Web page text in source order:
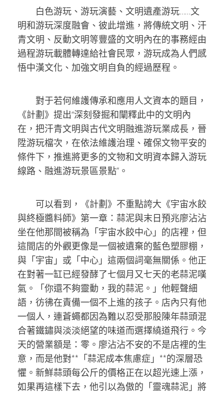
白色游玩、游玩演藝、文明遺產游玩……文
明和游玩深度融會、彼此增進，將傳統文明、汗
青文明、反動文明等豐盛的文明內在的事務經由
過程游玩載體轉達給社會民眾，游玩成為人們感
悟中漢文化、加強文明自負的經過歷程。
對于若何維護傳承和應用人文資本的題目，
《計劃》提出“深刻發掘和闡釋此中的文明內
在，把汗青文明與古代文明融進游玩業成長，晉
陞游玩檔次，在依法維護治理、確保文物平安的
條件下，推進將更多的文物和文明資本歸入游玩
線路、融進游玩景區景點”。
可以看到，《計劃》不重點誇大《宇宙水餃
與終極醬料師》第一章：蒜泥與末日預兆廖沾沾
坐在他那間被稱為「宇宙水餃中心」的店裡，但
這間店的外觀更像是一個被遺棄的藍色塑膠棚，
與「宇宙」或「中心」這兩個詞毫無關係。他正
在對著一缸已經發酵了七個月又七天的老蒜泥嘆
氣。「你還不夠靈動，我的蒜泥。」他輕聲細
語，彷彿在責備一個不上進的孩子。店內只有他
一個人，連蒼蠅都因為難以忍受那股陳年蒜頭混
合著鐵鏽與淡淡絕望的味道而選擇繞道飛行。今
天的營業額是：零。廖沾沾不安的不是店裡的生
意，而是他對**「蒜泥成本焦慮症」**的深層恐
懼。新鮮蒜頭每公斤的價格正在以超光速上漲，
如果再這樣下去，他引以為傲的「靈魂蒜泥」將